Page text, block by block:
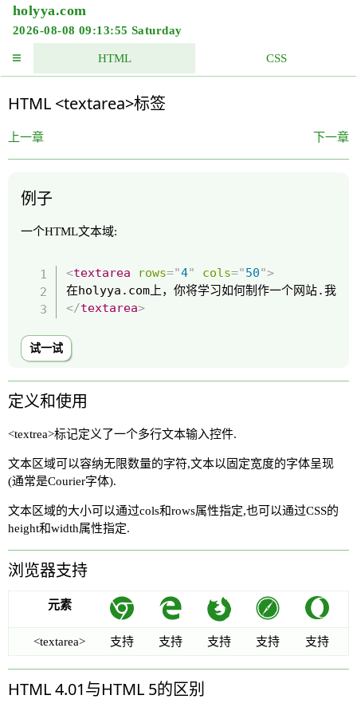
holyya.com
2026-08-08 09:13:55 Saturday
HTML CSS
HTML <textarea>标签
上一章 下一章
例子
一个HTML文本域:
<textarea rows="4" cols="50">
</textarea>
试一试
定义和使用
<textrea>标记定义了一个多行文本输入控件.
文本区域可以容纳无限数量的字符,文本以固定宽度的字体呈现
(通常是Courier字体).
文本区域的大小可以通过cols和rows属性指定,也可以通过CSS的
height和width属性指定.
浏览器支持
元素
<textarea> 支持 支持 支持 支持 支持
HTML 4.01与HTML 5的区别